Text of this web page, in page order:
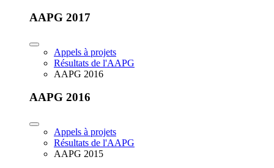
AAPG 2017
Appels à projets
Résultats de l'AAPG
AAPG 2016
AAPG 2016
Appels à projets
Résultats de l'AAPG
AAPG 2015